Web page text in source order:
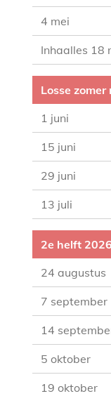
4 mei
Inhaalles 18
Losse
1 juni
15 juni
29 juni
13 juli
2e helft
24 augustus
7 september
14
5 oktober
19 oktober